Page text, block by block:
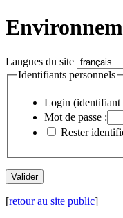
Langues du site
Identifiants personnels
Login (identifiant
Mot de passe :
Rester
[retour au site public]